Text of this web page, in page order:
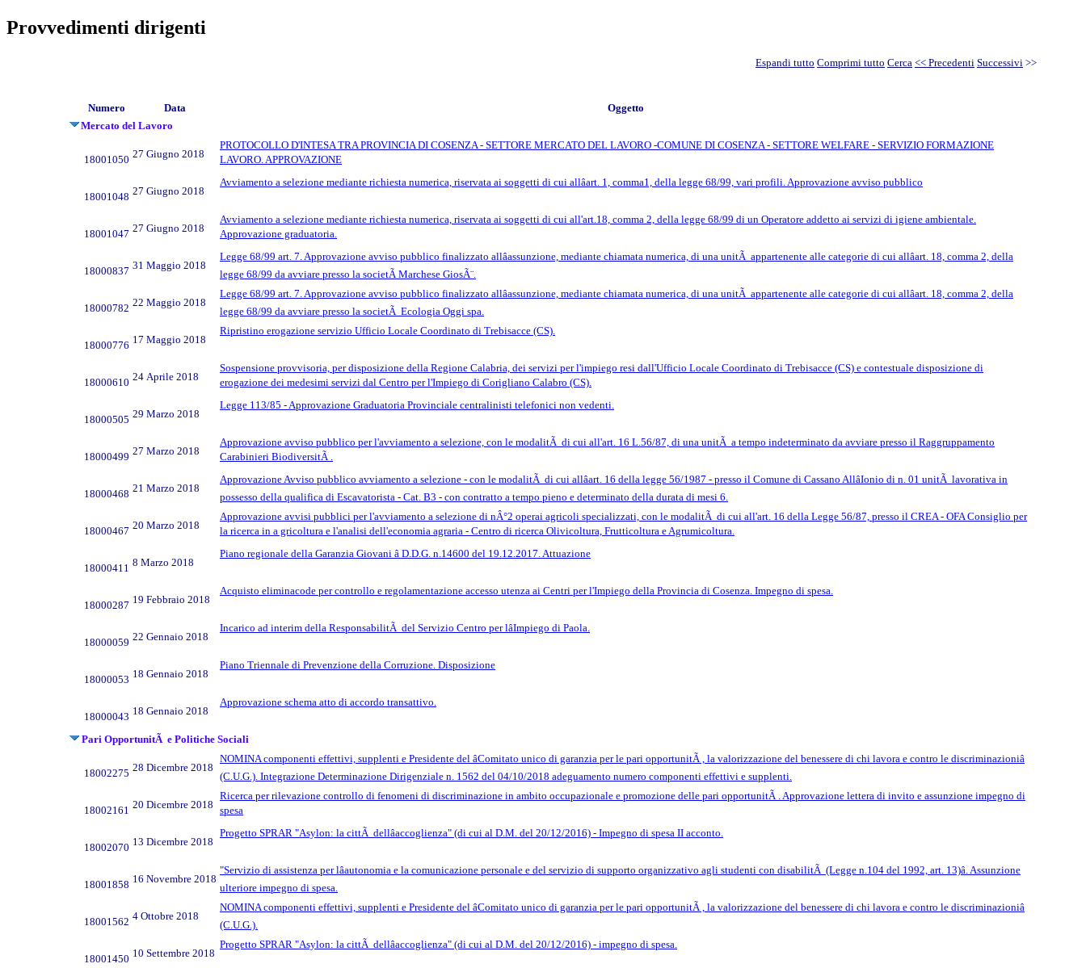
Provvedimenti dirigenti
Espandi tutto Comprimi tutto Cerca << Precedenti Successivi >>
Numero Data
Oggetto
Mercato del Lavoro
18001050 27 Giugno 2018
PROTOCOLLO D'INTESA TRA PROVINCIA DI COSENZA - SETTORE MERCATO DEL LAVORO -COMUNE DI COSENZA - SETTORE WELFARE - SERVIZIO FORMAZIONE
LAVORO. APPROVAZIONE
18001048 27 Giugno 2018
Avviamento a selezione mediante richiesta numerica, riservata ai soggetti di cui allâart. 1, comma1, della legge 68/99, vari profili. Approvazione avviso pubblico
18001047 27 Giugno 2018
Avviamento a selezione mediante richiesta numerica, riservata ai soggetti di cui all'art.18, comma 2, della legge 68/99 di un Operatore addetto ai servizi di igiene ambientale.
Approvazione graduatoria.
18000837 31 Maggio 2018
Legge 68/99 art. 7. Approvazione avviso pubblico finalizzato allâassunzione, mediante chiamata numerica, di una unitÃ appartenente alle categorie di cui allâart. 18, comma 2, della
legge 68/99 da avviare presso la societÃ Marchese GiosÃ¨.
18000782 22 Maggio 2018
Legge 68/99 art. 7. Approvazione avviso pubblico finalizzato allâassunzione, mediante chiamata numerica, di una unitÃ appartenente alle categorie di cui allâart. 18, comma 2, della
legge 68/99 da avviare presso la societÃ Ecologia Oggi spa.
18000776 17 Maggio 2018
Ripristino erogazione servizio Ufficio Locale Coordinato di Trebisacce (CS).
18000610 24 Aprile 2018
Sospensione provvisoria, per disposizione della Regione Calabria, dei servizi per l'impiego resi dall'Ufficio Locale Coordinato di Trebisacce (CS) e contestuale disposizione di
erogazione dei medesimi servizi dal Centro per l'Impiego di Corigliano Calabro (CS).
18000505 29 Marzo 2018
Legge 113/85 - Approvazione Graduatoria Provinciale centralinisti telefonici non vedenti.
18000499 27 Marzo 2018
Approvazione avviso pubblico per l'avviamento a selezione, con le modalitÃ di cui all'art. 16 L.56/87, di una unitÃ a tempo indeterminato da avviare presso il Raggruppamento
Carabinieri BiodiversitÃ .
18000468 21 Marzo 2018
Approvazione Avviso pubblico avviamento a selezione - con le modalitÃ di cui allâart. 16 della legge 56/1987 - presso il Comune di Cassano AllâIonio di n. 01 unitÃ lavorativa in
possesso della qualifica di Escavatorista - Cat. B3 - con contratto a tempo pieno e determinato della durata di mesi 6.
18000467 20 Marzo 2018
Approvazione avvisi pubblici per l'avviamento a selezione di nÂ°2 operai agricoli specializzati, con le modalitÃ di cui all'art. 16 della Legge 56/87, presso il CREA - OFA Consiglio per
la ricerca in a gricoltura e l'analisi dell'economia agraria - Centro di ricerca Olivicoltura, Frutticoltura e Agrumicoltura.
18000411 8 Marzo 2018
Piano regionale della Garanzia Giovani â D.D.G. n.14600 del 19.12.2017. Attuazione
18000287 19 Febbraio 2018
Acquisto eliminacode per controllo e regolamentazione accesso utenza ai Centri per l'Impiego della Provincia di Cosenza. Impegno di spesa.
18000059 22 Gennaio 2018
Incarico ad interim della ResponsabilitÃ del Servizio Centro per lâImpiego di Paola.
18000053 18 Gennaio 2018
Piano Triennale di Prevenzione della Corruzione. Disposizione
18000043 18 Gennaio 2018
Approvazione schema atto di accordo transattivo.
Pari OpportunitÃ e Politiche Sociali
18002275 28 Dicembre 2018
NOMINA componenti effettivi, supplenti e Presidente del âComitato unico di garanzia per le pari opportunitÃ , la valorizzazione del benessere di chi lavora e contro le discriminazioniâ
(C.U.G.). Integrazione Determinazione Dirigenziale n. 1562 del 04/10/2018 adeguamento numero componenti effettivi e supplenti.
18002161 20 Dicembre 2018
Ricerca per rilevazione controllo di fenomeni di discriminazione in ambito occupazionale e promozione delle pari opportunitÃ . Approvazione lettera di invito e assunzione impegno di
spesa
18002070 13 Dicembre 2018
Progetto SPRAR "Asylon: la cittÃ dellâaccoglienza" (di cui al D.M. del 20/12/2016) - Impegno di spesa II acconto.
18001858 16 Novembre 2018
"Servizio di assistenza per lâautonomia e la comunicazione personale e del servizio di supporto organizzativo agli studenti con disabilitÃ (Legge n.104 del 1992, art. 13)â. Assunzione
ulteriore impegno di spesa.
18001562 4 Ottobre 2018
NOMINA componenti effettivi, supplenti e Presidente del âComitato unico di garanzia per le pari opportunitÃ , la valorizzazione del benessere di chi lavora e contro le discriminazioniâ
(C.U.G.).
18001450 10 Settembre 2018
Progetto SPRAR "Asylon: la cittÃ dellâaccoglienza" (di cui al D.M. del 20/12/2016) - impegno di spesa.